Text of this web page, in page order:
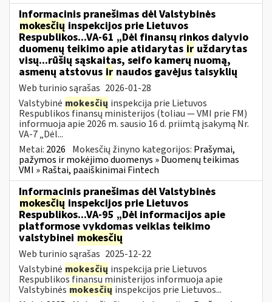
Informacinis pranešimas dėl Valstybinės
mokesčių inspekcijos prie Lietuvos
Respublikos...VA-61 „Dėl finansų rinkos dalyvio
duomenų teikimo apie atidarytas ir uždarytas
visų...rūšių sąskaitas, seifo kamerų nuomą,
asmenų atstovus ir naudos gavėjus taisyklių
Web turinio sąrašas 2026-01-28
Valstybinė mokesčių inspekcija prie Lietuvos
Respublikos finansų ministerijos (toliau — VMI prie FM)
informuoja apie 2026 m. sausio 16 d. priimtą įsakymą Nr.
VA-7 „Dėl...
Metai: 2026 Mokesčių žinyno kategorijos: Prašymai,
pažymos ir mokėjimo duomenys » Duomenų teikimas
VMI » Raštai, paaiškinimai Fintech
Informacinis pranešimas dėl Valstybinės
mokesčių inspekcijos prie Lietuvos
Respublikos...VA-95 „Dėl informacijos apie
platformose vykdomas veiklas teikimo
valstybinei mokesčių
Web turinio sąrašas 2025-12-22
Valstybinė mokesčių inspekcija prie Lietuvos
Respublikos finansų ministerijos informuoja apie
Valstybinės mokesčių inspekcijos prie Lietuvos...